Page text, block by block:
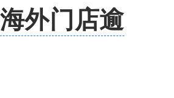
外门店逾